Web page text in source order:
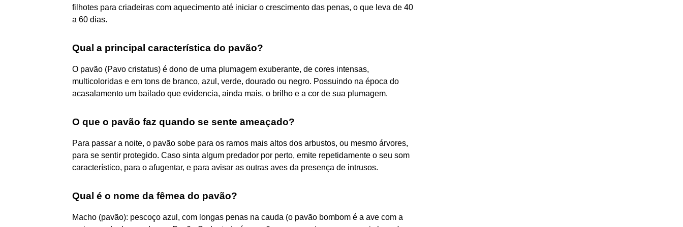
filhotes para criadeiras com aquecimento até iniciar o crescimento das penas, o que leva de 40
a 60 dias.
Qual a principal característica do pavão?
O pavão (Pavo cristatus) é dono de uma plumagem exuberante, de cores intensas,
multicoloridas e em tons de branco, azul, verde, dourado ou negro. Possuindo na época do
acasalamento um bailado que evidencia, ainda mais, o brilho e a cor de sua plumagem.
O que o pavão faz quando se sente ameaçado?
Para passar a noite, o pavão sobe para os ramos mais altos dos arbustos, ou mesmo árvores,
para se sentir protegido. Caso sinta algum predador por perto, emite repetidamente o seu som
característico, para o afugentar, e para avisar as outras aves da presença de intrusos.
Qual é o nome da fêmea do pavão?
Macho (pavão): pescoço azul, com longas penas na cauda (o pavão bombom é a ave com a